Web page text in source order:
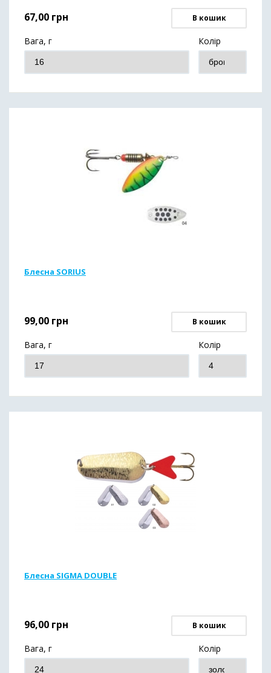
67,00 грн В кошик
Вага, г Колір
Блесна SORIUS
99,00 грн В кошик
Вага, г Колір
Блесна SIGMA DOUBLE
96,00 грн В кошик
Вага, г Колір